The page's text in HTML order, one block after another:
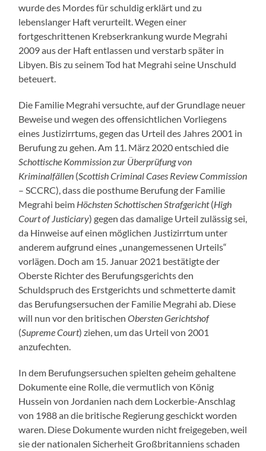
wurde des Mordes für schuldig erklärt und zu
lebenslanger Haft verurteilt. Wegen einer
fortgeschrittenen Krebserkrankung wurde Megrahi
2009 aus der Haft entlassen und verstarb später in
Libyen. Bis zu seinem Tod hat Megrahi seine Unschuld
beteuert.
Die Familie Megrahi versuchte, auf der Grundlage neuer
Beweise und wegen des offensichtlichen Vorliegens
eines Justizirrtums, gegen das Urteil des Jahres 2001 in
Berufung zu gehen. Am 11. März 2020 entschied die
Schottische Kommission zur Überprüfung von
Kriminalfällen (Scottish Criminal Cases Review Commission
– SCCRC), dass die posthume Berufung der Familie
Megrahi beim Höchsten Schottischen Strafgericht(High
Court of Justiciary) gegen das damalige Urteil zulässig sei,
da Hinweise auf einen möglichen Justizirrtum unter
anderem aufgrund eines „unangemessenen Urteils“
vorlägen. Doch am 15. Januar 2021 bestätigte der
Oberste Richter des Berufungsgerichts den
Schuldspruch des Erstgerichts und schmetterte damit
das Berufungsersuchen der Familie Megrahi ab. Diese
will nun vor den britischenObersten Gerichtshof
(Supreme Court) ziehen, um das Urteil von 2001
anzufechten.
In dem Berufungsersuchen spielten geheim gehaltene
Dokumente eine Rolle, die vermutlich von König
Hussein von Jordanien nach dem Lockerbie-Anschlag
von 1988 an die britische Regierung geschickt worden
waren. Diese Dokumente wurden nicht freigegeben, weil
sie der nationalen Sicherheit Großbritanniens schaden